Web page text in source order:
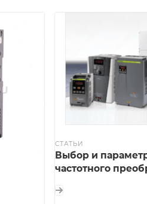
СТАТЬИ
Выбор и
частотного